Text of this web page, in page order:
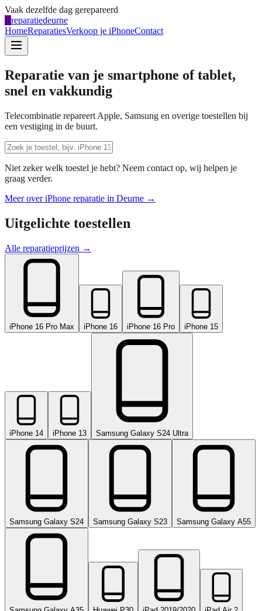
Vaak dezelfde dag gerepareerd
Rreparatiedeurne
HomeReparatiesVerkoop je iPhoneContact
Reparatie van je smartphone of tablet,
snel en vakkundig
Telecombinatie repareert Apple, Samsung en overige toestellen bij
een vestiging in de buurt.
Niet zeker welk toestel je hebt? Neem contact op, wij helpen je
graag verder.
Meer over iPhone reparatie in Deurne →
Uitgelichte toestellen
Alle reparatieprijzen →
iPhone 16 Pro Max iPhone 16 iPhone 16 Pro iPhone 15
iPhone 14 iPhone 13 Samsung Galaxy S24 Ultra
Samsung Galaxy S24 Samsung Galaxy S23 Samsung Galaxy A55